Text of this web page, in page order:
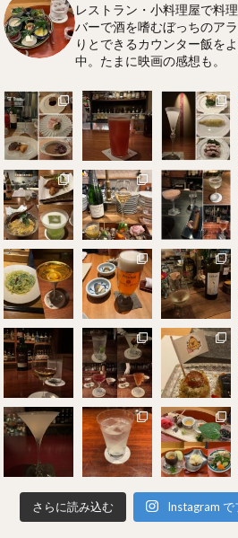
レストラン・小料理屋で料理
バーで酒を嗜むぼっちのア
りとできるカウンター飯を
中。たまに映画の感想も。
さらに読み込む Instagram で